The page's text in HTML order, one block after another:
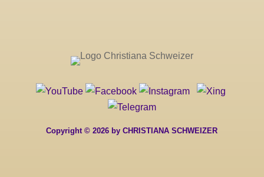
Copyright © 2026 by CHRISTIANA SCHWEIZER